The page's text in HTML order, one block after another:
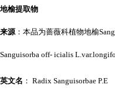
地榆提取物
来源：本品为蔷薇科植物地榆
Sanguisorba off- icialis
英文名 ： Radix Sanguisorbae P.E